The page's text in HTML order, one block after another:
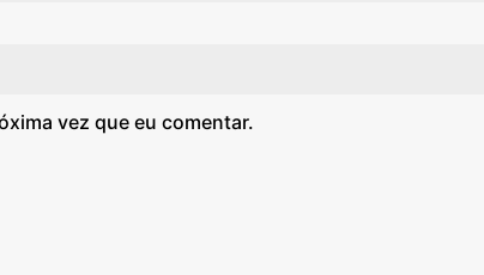
vez que eu comentar.